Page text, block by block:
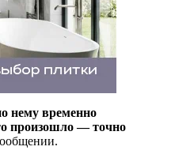
нему временно
произошло — точно